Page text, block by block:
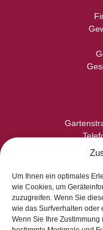
Um Ihnen ein optimales
wie Cookies, um
zuzugreifen. Wenn Sie
wie das Surfverhalten oder
Wenn Sie Ihre
E-